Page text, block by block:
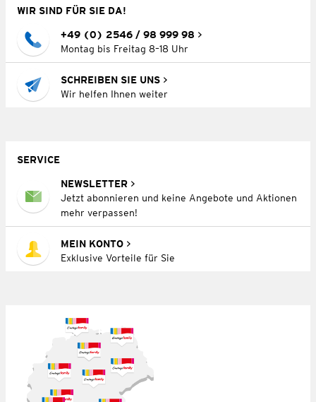
WIR SIND FÜR SIE DA!
+49 (0) 2546 / 98 999 98
Montag bis Freitag 8–18 Uhr
SCHREIBEN SIE UNS
Wir helfen Ihnen weiter
SERVICE
NEWSLETTER
Jetzt abonnieren und keine Angebote und Aktionen
mehr verpassen!
MEIN KONTO
Exklusive Vorteile für Sie